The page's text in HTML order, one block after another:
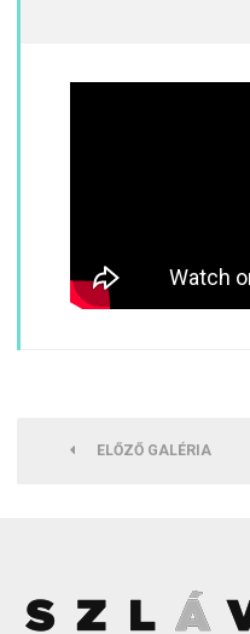
ELŐZŐ GALÉRIA